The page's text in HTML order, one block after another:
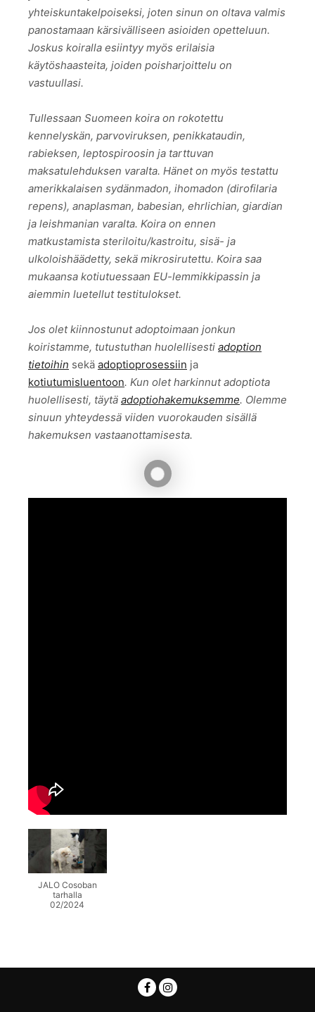
yhteiskuntakelpoiseksi, joten sinun on oltava valmis
panostamaan kärsivälliseen asioiden opetteluun.
Joskus koiralla esiintyy myös erilaisia
käytöshaasteita, joiden poisharjoittelu on
vastuullasi.
Tullessaan Suomeen koira on rokotettu
kennelyskän, parvoviruksen, penikkataudin,
rabieksen, leptospiroosin ja tarttuvan
maksatulehduksen varalta. Hänet on myös testattu
amerikkalaisen sydänmadon, ihomadon (dirofilaria
repens), anaplasman, babesian, ehrlichian, giardian
ja leishmanian varalta. Koira on ennen
matkustamista steriloitu/kastroitu, sisä- ja
ulkoloishäädetty, sekä mikrosirutettu. Koira saa
mukaansa kotiutuessaan EU-lemmikkipassin ja
aiemmin luetellut testitulokset.
Jos olet kiinnostunut adoptoimaan jonkun
koiristamme, tutustuthan huolellisesti adoption
tietoihin sekä adoptioprosessiin ja
kotiutumisluentoon. Kun olet harkinnut adoptiota
huolellisesti, täytä adoptiohakemuksemme. Olemme
sinuun yhteydessä viiden vuorokauden sisällä
hakemuksen vastaanottamisesta.
JALO Cosoban
tarhalla
02/2024